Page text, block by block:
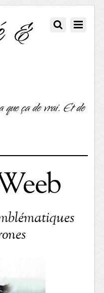
&
que ça de vrai. Et de